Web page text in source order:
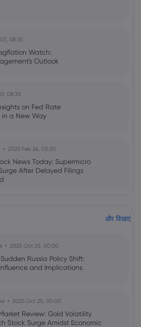
08:35
Watch:
Outlook
08:35
on Fed Rate
a New Way
2025 Feb 26, 03:30
News Today: Supermicro
After Delayed Filings
0.13%
today: Nasdaq Hits
as Tesla Achieves New
और दिखाएं
2025 Oct 25, 00:00
Russia Policy Shift:
and Implications
2025 Oct 25, 00:00
Review: Gold Volatility
Stock Surge Amidst Economic